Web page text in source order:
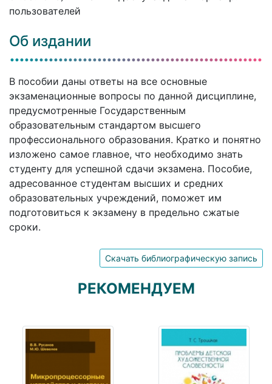
пользователей
Об издании
В пособии даны ответы на все основные
экзаменационные вопросы по данной дисциплине,
предусмотренные Государственным
образовательным стандартом высшего
профессионального образования. Кратко и понятно
изложено самое главное, что необходимо знать
студенту для успешной сдачи экзамена. Пособие,
адресованное студентам высших и средних
образовательных учреждений, поможет им
подготовиться к экзамену в предельно сжатые
сроки.
Скачать библиографическую запись
РЕКОМЕНДУЕМ